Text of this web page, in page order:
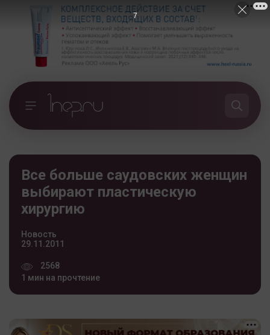
Все больше саудовских женщин
выбирают пластическую
хирургию
Новость
29.11.2011
2568
1 мин на прочтение
7